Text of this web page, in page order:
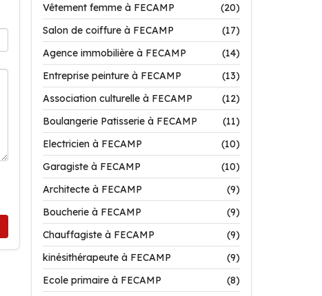
Vêtement femme à FECAMP
(20)
Salon de coiffure à FECAMP
(17)
Agence immobilière à FECAMP
(14)
Entreprise peinture à FECAMP
(13)
Association culturelle à FECAMP
(12)
Boulangerie Patisserie à FECAMP
(11)
Electricien à FECAMP
(10)
Garagiste à FECAMP
(10)
Architecte à FECAMP
(9)
Boucherie à FECAMP
(9)
Chauffagiste à FECAMP
(9)
kinésithérapeute à FECAMP
(9)
Ecole primaire à FECAMP
(8)